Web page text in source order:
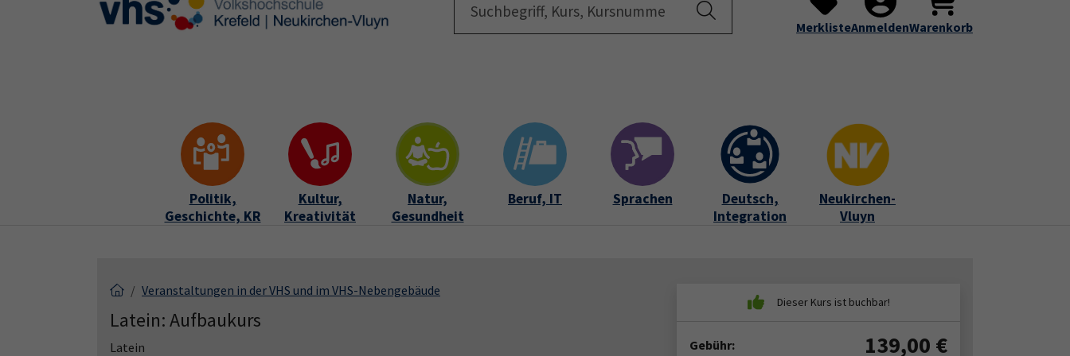
Skip to main content
Skip to page footer Startseite Submenu for "Programm"
Über uns Submenu for "Über uns"
Service Submenu for
MerklisteAnmeldenWarenkorb
Politik,
Geschichte, KR
Kultur,
Kreativität
Natur,
Gesundheit
Beruf, IT Sprachen
Deutsch,
Integration
Neukirchen-
Vluyn
Veranstaltungen in der VHS und im VHS-Nebengebäude
Latein: Aufbaukurs
Latein
Gebühr: 139,00 €